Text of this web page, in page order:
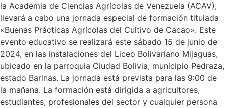
la Academia de Ciencias Agrícolas de Venezuela (ACAV),
llevará a cabo una jornada especial de formación titulada
«Buenas Prácticas Agrícolas del Cultivo de Cacao». Este
evento educativo se realizará este sábado 15 de junio de
2024, en las instalaciones del Liceo Bolivariano Mijaguas,
ubicado en la parroquia Ciudad Bolivia, municipio Pedraza,
estado Barinas. La jornada está prevista para las 9:00 de
la mañana. La formación está dirigida a agricultores,
estudiantes, profesionales del sector y cualquier persona